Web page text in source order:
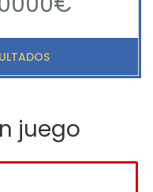
juego